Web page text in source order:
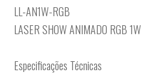
LL-AN1W-RGB
LASER SHOW ANIMADO RGB 1W
Especificações Técnicas